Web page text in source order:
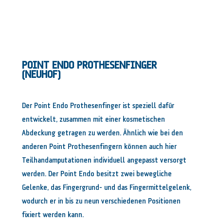
POINT ENDO PROTHESENFINGER
(NEUHOF)
Der Point Endo Prothesenfinger ist speziell dafür
entwickelt, zusammen mit einer kosmetischen
Abdeckung getragen zu werden. Ähnlich wie bei den
anderen Point Prothesenfingern können auch hier
Teilhandamputationen individuell angepasst versorgt
werden. Der Point Endo besitzt zwei bewegliche
Gelenke, das Fingergrund- und das Fingermittelgelenk,
wodurch er in bis zu neun verschiedenen Positionen
fixiert werden kann.